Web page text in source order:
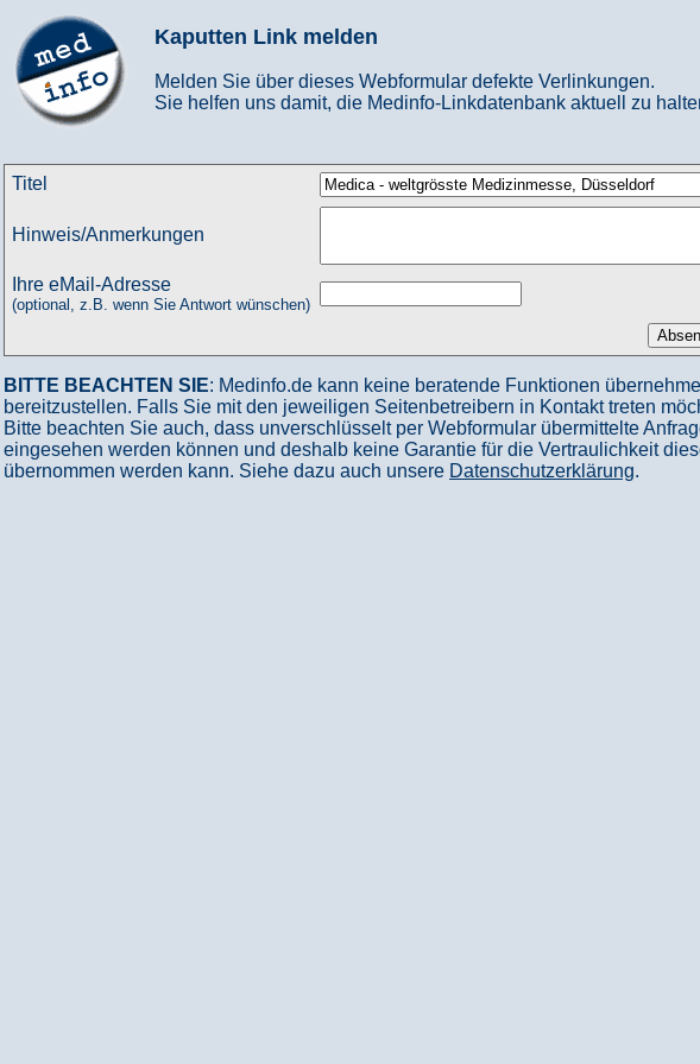
Kaputten Link melden
Melden Sie über dieses Webformular defekte Verlinkungen.
Sie helfen uns damit, die Medinfo-Linkdatenbank aktuell zu
Titel
Hinweis/Anmerkungen
Ihre eMail-Adresse
(optional, z.B. wenn Sie Antwort wünschen)
BITTE BEACHTEN SIE: Medinfo.de kann keine beratende Funktionen
bereitzustellen. Falls Sie mit den jeweiligen Seitenbetreibern in Kontakt treten
Bitte beachten Sie auch, dass unverschlüsselt per Webformular übermittelte
eingesehen werden können und deshalb keine Garantie für die Vertraulichkeit
übernommen werden kann. Siehe dazu auch unsere Datenschutzerklärung.